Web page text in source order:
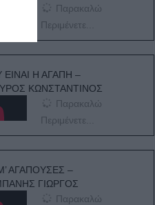
Παρακαλώ
Περιμένετε...
ΕΙΝΑΙ Η ΑΓΑΠΗ –
ΚΩΝΣΤΑΝΤΙΝΟΣ
Παρακαλώ
Περιμένετε...
ΑΓΑΠΟΥΣΕΣ –
ΓΙΩΡΓΟΣ
Παρακαλώ